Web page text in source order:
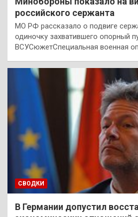
российского сержанта
МО РФ рассказало о подвиге
одиночку захватившего опорный
ВСУСюжетСпециальная военная
СВОДКИ
В Германии допустил